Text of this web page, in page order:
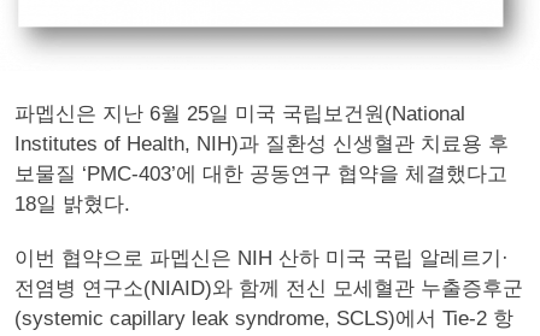
파멥신은 지난 6월 25일 미국 국립보건원(National
Institutes of Health, NIH)과 질환성 신생혈관 치료용 후
보물질 ‘PMC-403’에 대한 공동연구 협약을 체결했다고
18일 밝혔다.
이번 협약으로 파멥신은 NIH 산하 미국 국립 알레르기·
전염병 연구소(NIAID)와 함께 전신 모세혈관 누출증후군
(systemic capillary leak syndrome, SCLS)에서 Tie-2 항